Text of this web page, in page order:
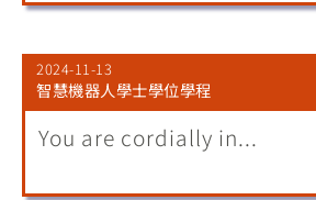
2024-11-13
智慧機器人學士學位學程
You are cordially in...